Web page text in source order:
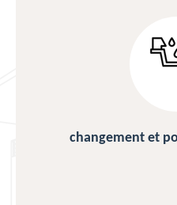
changement et